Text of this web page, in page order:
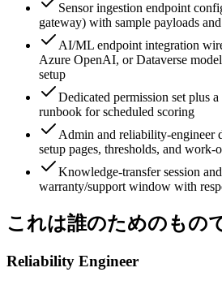
Sensor ingestion endpoint
gateway) with sample payloads and
AI/ML endpoint integration
Azure OpenAI, or Dataverse
setup
Dedicated permission set plus
runbook for scheduled scoring
Admin and reliability-engineer
setup pages, thresholds, and work-
Knowledge-transfer session
warranty/support window with
これは誰のためのもの
Reliability Engineer